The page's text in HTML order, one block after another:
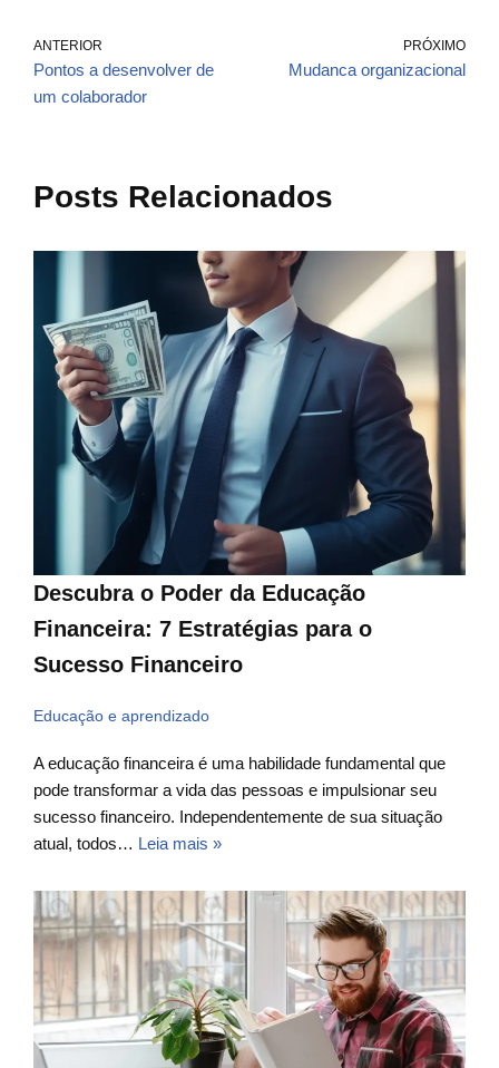
ANTERIOR
Pontos a desenvolver de
um colaborador
PRÓXIMO
Mudanca organizacional
Posts Relacionados
Descubra o Poder da Educação
Financeira: 7 Estratégias para o
Sucesso Financeiro
Educação e aprendizado
A educação financeira é uma habilidade fundamental que
pode transformar a vida das pessoas e impulsionar seu
sucesso financeiro. Independentemente de sua situação
atual, todos… Leia mais »